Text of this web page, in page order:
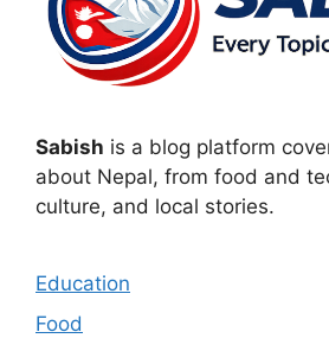
Sabish is a blog platform
about Nepal, from food and
culture, and local stories.
Education
Food